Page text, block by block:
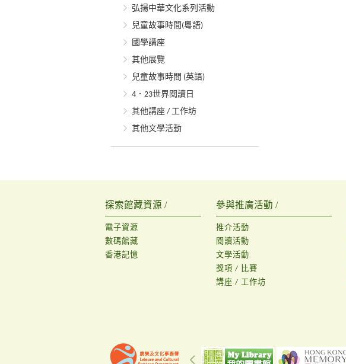
弘揚中華文化系列活動
兒童故事時間(粵語)
國學講座
其他展覽
兒童故事時間 (英語)
4．23世界閱讀日
其他講座 / 工作坊
其他文學活動
探索館藏資源 /
電子資源
數碼館藏
香港記憶
參與推廣活動 /
推介活動
閱讀活動
文學活動
獎項 / 比賽
講座 / 工作坊